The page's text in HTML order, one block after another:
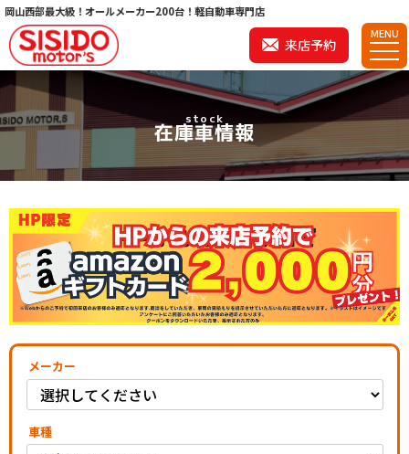
岡山西部最大級！オールメーカー200台！軽自動車専門店
来店予約
MENU
stock
在庫車情報
メーカー
車種